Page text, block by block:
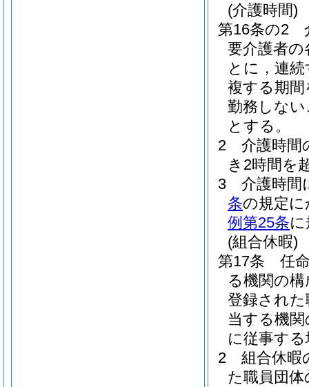
(介護時間)
第16条の2
要介護者
とに，連
複する期
勤務しな
とする。
2
介護時間
き2時間を
3
介護時間
条の規定
例第25条
(組合休暇)
第17条
任
る機関の
登録され
当する機
に従事す
2
組合休暇
た職員団